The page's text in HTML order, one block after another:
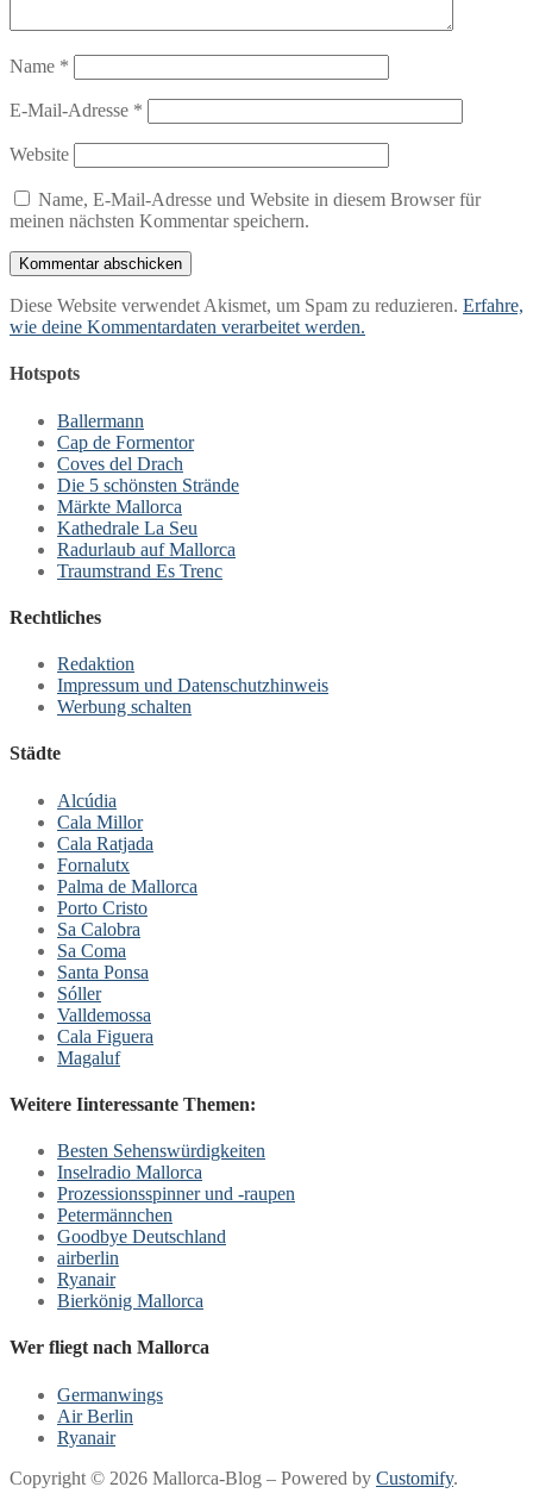
Name *
E-Mail-Adresse *
Website
Name, E-Mail-Adresse und Website in diesem Browser für
meinen nächsten Kommentar speichern.
Diese Website verwendet Akismet, um Spam zu reduzieren. Erfahre,
wie deine Kommentardaten verarbeitet werden.
Hotspots
Ballermann
Cap de Formentor
Coves del Drach
Die 5 schönsten Strände
Märkte Mallorca
Kathedrale La Seu
Radurlaub auf Mallorca
Traumstrand Es Trenc
Rechtliches
Redaktion
Impressum und Datenschutzhinweis
Werbung schalten
Städte
Alcúdia
Cala Millor
Cala Ratjada
Fornalutx
Palma de Mallorca
Porto Cristo
Sa Calobra
Sa Coma
Santa Ponsa
Sóller
Valldemossa
Cala Figuera
Magaluf
Weitere Iinteressante Themen:
Besten Sehenswürdigkeiten
Inselradio Mallorca
Prozessionsspinner und -raupen
Petermännchen
Goodbye Deutschland
airberlin
Ryanair
Bierkönig Mallorca
Wer fliegt nach Mallorca
Germanwings
Air Berlin
Ryanair
Copyright © 2026 Mallorca-Blog – Powered by Customify.